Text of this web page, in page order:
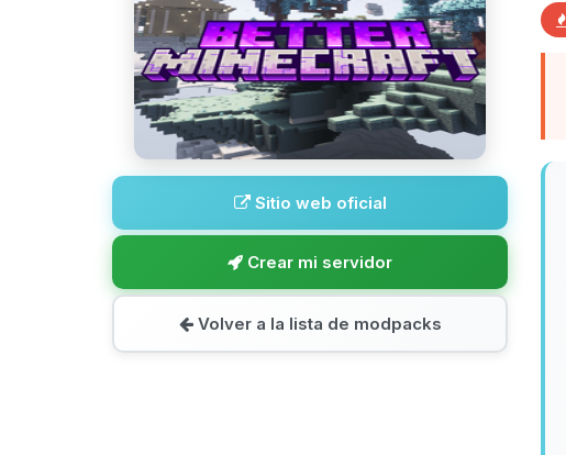
Sitio web oficial
Crear mi servidor
Volver a la lista de modpacks